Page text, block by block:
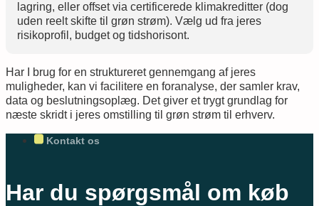
lagring, eller offset via certificerede klimakreditter (dog
uden reelt skifte til grøn strøm). Vælg ud fra jeres
risikoprofil, budget og tidshorisont.
Har I brug for en struktureret gennemgang af jeres
muligheder, kan vi facilitere en foranalyse, der samler krav,
data og beslutningsoplæg. Det giver et trygt grundlag for
næste skridt i jeres omstilling til grøn strøm til erhverv.
Kontakt os
Har du spørgsmål om køb